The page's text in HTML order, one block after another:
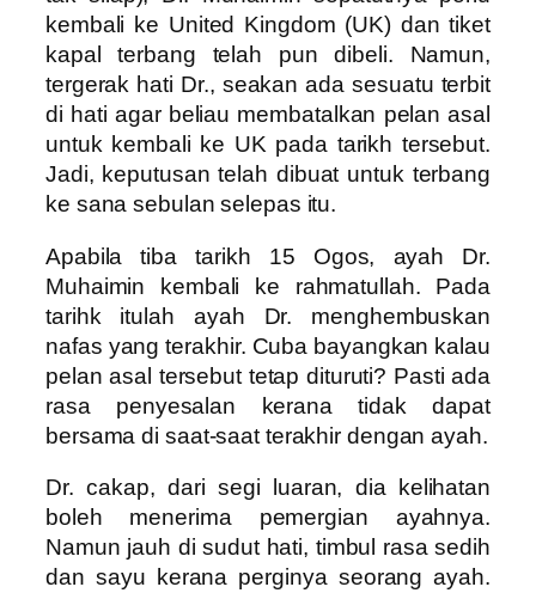
kembali ke United Kingdom (UK) dan tiket
kapal terbang telah pun dibeli. Namun,
tergerak hati Dr., seakan ada sesuatu terbit
di hati agar beliau membatalkan pelan asal
untuk kembali ke UK pada tarikh tersebut.
Jadi, keputusan telah dibuat untuk terbang
ke sana sebulan selepas itu.
Apabila tiba tarikh 15 Ogos, ayah Dr.
Muhaimin kembali ke rahmatullah. Pada
tarihk itulah ayah Dr. menghembuskan
nafas yang terakhir. Cuba bayangkan kalau
pelan asal tersebut tetap dituruti? Pasti ada
rasa penyesalan kerana tidak dapat
bersama di saat-saat terakhir dengan ayah.
Dr. cakap, dari segi luaran, dia kelihatan
boleh menerima pemergian ayahnya.
Namun jauh di sudut hati, timbul rasa sedih
dan sayu kerana perginya seorang ayah.